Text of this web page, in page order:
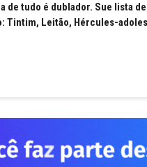
de tudo é dublador. Sue lista
Tintim, Leitão, Hércules-